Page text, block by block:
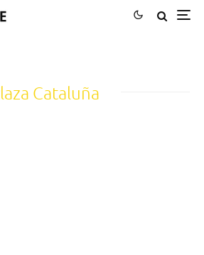
Cataluña